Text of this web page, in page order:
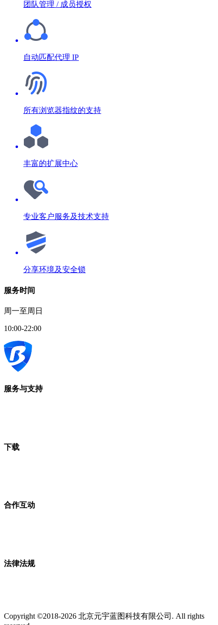
团队管理 / 成员授权
自动匹配代理 IP
所有浏览器指纹的支持
丰富的扩展中心
专业客户服务及技术支持
分享环境及安全锁
服务时间
周一至周日
10:00-22:00
服务与支持
下载
合作互动
法律法规
Copyright ©2018-2026 北京元宇蓝图科技有限公司. All rights